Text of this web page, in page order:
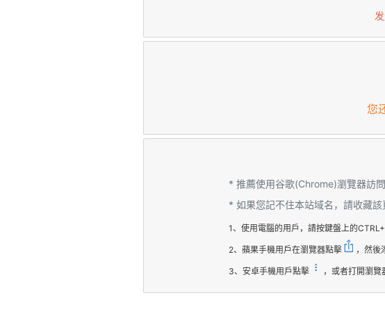
您
* 推薦使用谷歌(Chrome)瀏覽器訪
* 如果您記不住本站域名，請收藏該
1、使用電腦的用戶，請按鍵盤上的
2、蘋果手機用戶在瀏覽器點擊 ，然後
3、安卓手機用戶點擊 ，或者打開瀏覽